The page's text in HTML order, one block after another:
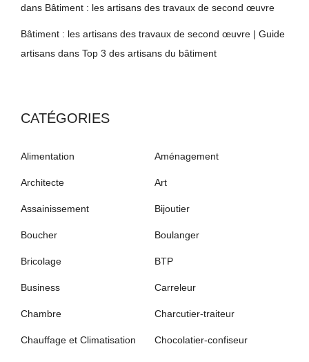
dans Bâtiment : les artisans des travaux de second œuvre
Bâtiment : les artisans des travaux de second œuvre | Guide
artisans dans Top 3 des artisans du bâtiment
CATÉGORIES
Alimentation Aménagement
Architecte Art
Assainissement Bijoutier
Boucher Boulanger
Bricolage BTP
Business Carreleur
Chambre Charcutier-traiteur
Chauffage et Climatisation Chocolatier-confiseur